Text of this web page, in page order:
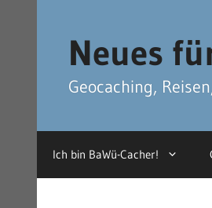
Neues
Geocaching,
Ich bin BaWü-Cacher!